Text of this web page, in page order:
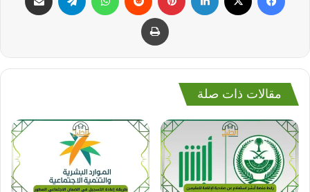
طباعة
مقالات ذات صلة